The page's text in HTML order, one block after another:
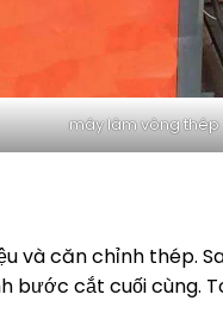
máy làm vòng thép
và căn chỉnh thép.
bước cắt cuối cùng.